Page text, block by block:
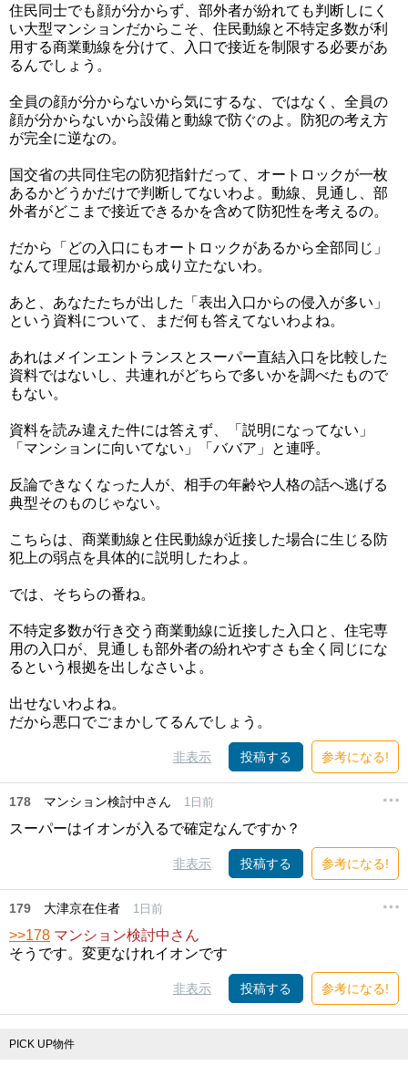
住民同士でも顔が分からず、部外者が紛れても判断しにく
い大型マンションだからこそ、住民動線と不特定多数が利
用する商業動線を分けて、入口で接近を制限する必要があ
るんでしょう。
全員の顔が分からないから気にするな、ではなく、全員の
顔が分からないから設備と動線で防ぐのよ。防犯の考え方
が完全に逆なの。
国交省の共同住宅の防犯指針だって、オートロックが一枚
あるかどうかだけで判断してないわよ。動線、見通し、部
外者がどこまで接近できるかを含めて防犯性を考えるの。
だから「どの入口にもオートロックがあるから全部同じ」
なんて理屈は最初から成り立たないわ。
あと、あなたたちが出した「表出入口からの侵入が多い」
という資料について、まだ何も答えてないわよね。
あれはメインエントランスとスーパー直結入口を比較した
資料ではないし、共連れがどちらで多いかを調べたもので
もない。
資料を読み違えた件には答えず、「説明になってない」
「マンションに向いてない」「ババア」と連呼。
反論できなくなった人が、相手の年齢や人格の話へ逃げる
典型そのものじゃない。
こちらは、商業動線と住民動線が近接した場合に生じる防
犯上の弱点を具体的に説明したわよ。
では、そちらの番ね。
不特定多数が行き交う商業動線に近接した入口と、住宅専
用の入口が、見通しも部外者の紛れやすさも全く同じにな
るという根拠を出しなさいよ。
出せないわよね。
だから悪口でごまかしてるんでしょう。
非表示 投稿する 参考になる!
178 マンション検討中さん 1日前
スーパーはイオンが入るで確定なんですか？
非表示 投稿する 参考になる!
179 大津京在住者 1日前
>>178 マンション検討中さん
そうです。変更なけれイオンです
非表示 投稿する 参考になる!
PICK UP物件